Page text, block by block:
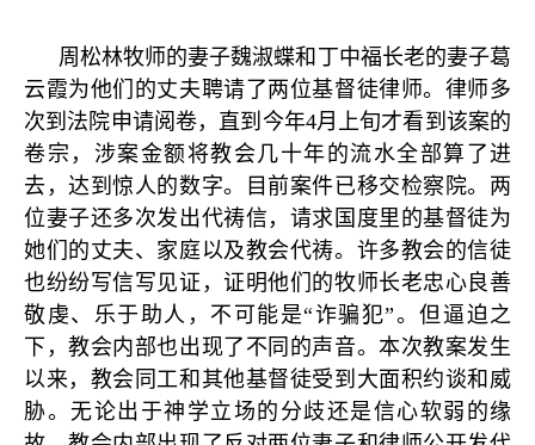
周松林牧师的妻子魏淑蝶和丁中福长老的妻子葛
云霞为他们的丈夫聘请了两位基督徒律师。律师多
次到法院申请阅卷，直到今年4月上旬才看到该案的
卷宗，涉案金额将教会几十年的流水全部算了进
去，达到惊人的数字。目前案件已移交检察院。两
位妻子还多次发出代祷信，请求国度里的基督徒为
她们的丈夫、家庭以及教会代祷。许多教会的信徒
也纷纷写信写见证，证明他们的牧师长老忠心良善
敬虔、乐于助人，不可能是“诈骗犯”。但逼迫之
下，教会内部也出现了不同的声音。本次教案发生
以来，教会同工和其他基督徒受到大面积约谈和威
胁。无论出于神学立场的分歧还是信心软弱的缘